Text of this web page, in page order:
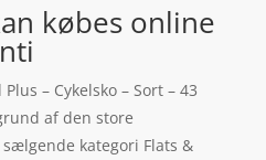
købes online
– Cykelsko – Sort – 43
af den store
kategori Flats &